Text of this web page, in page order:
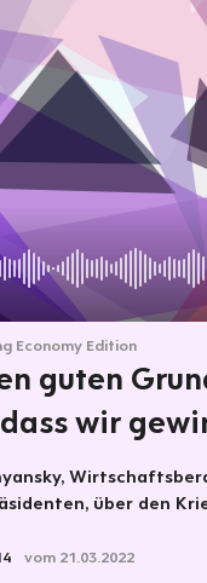
Economy Edition
guten
wir
über den
vom 21.03.2022